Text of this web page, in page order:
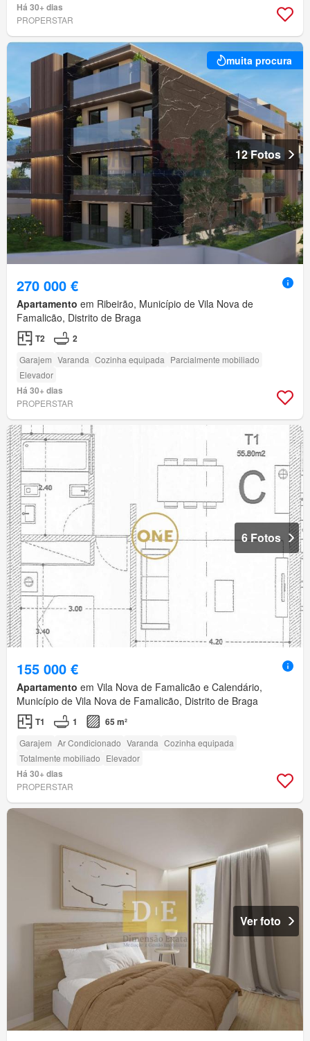
Há 30+ dias
PROPERSTAR
muita procura
12 Fotos
270 000 €
Apartamento em Ribeirão, Município de Vila Nova de
Famalicão, Distrito de Braga
T2 2
Garajem Varanda Cozinha equipada Parcialmente mobiliado
Elevador
Há 30+ dias
PROPERSTAR
6 Fotos
155 000 €
Apartamento em Vila Nova de Famalicão e Calendário,
Município de Vila Nova de Famalicão, Distrito de Braga
T1 1 65 m²
Garajem Ar Condicionado Varanda Cozinha equipada
Totalmente mobiliado Elevador
Há 30+ dias
PROPERSTAR
Ver foto